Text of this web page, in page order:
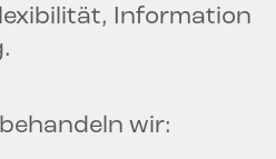
Information
wir: